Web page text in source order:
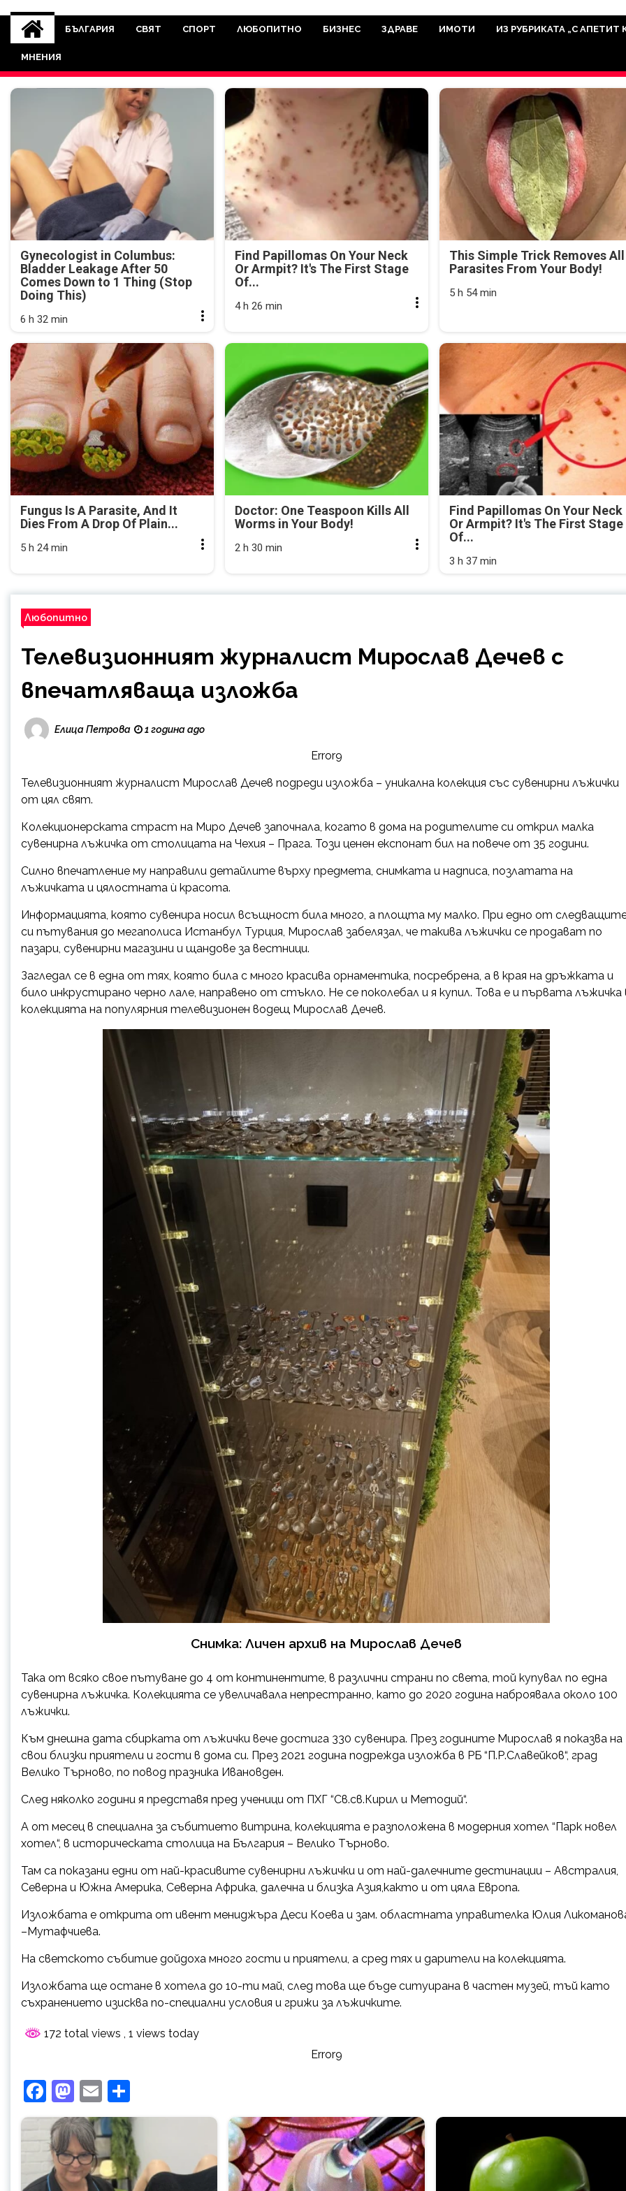
novinite-dnesbg.eu
Novinite-dnesbg.eu е медия, която има мисията да отразява всичко
Света. Новините, които се публикуват на нашия сайт са от
между медията и читателската аудитория, затова държим на
БЪЛГАРИЯ СВЯТ СПОРТ ЛЮБОПИТНО БИЗНЕС ЗДРАВЕ ИМОТИ ИЗ РУБРИКАТА „С АПЕТИТ
МНЕНИЯ
Gynecologist in Columbus:
Bladder Leakage After 50
Comes Down to 1 Thing (Stop
Doing This)
6 h 32 min
Find Papillomas On Your Neck
Or Armpit? It's The First Stage
Of...
4 h 26 min
This Simple Trick Removes All
Parasites From Your Body!
5 h 54 min
Fungus Is A Parasite, And It
Dies From A Drop Of Plain...
5 h 24 min
Doctor: One Teaspoon Kills All
Worms in Your Body!
2 h 30 min
Find Papillomas On Your Neck
Or Armpit? It's The First Stage
Of...
3 h 37 min
Любопитно
Телевизионният журналист Мирослав Дечев с
впечатляваща изложба
Елица Петрова 1 година ago
Error9
Телевизионният журналист Мирослав Дечев подреди изложба – уникална колекция със сувенирни лъжички
от цял свят.
Колекционерската страст на Миро Дечев започнала, когато в дома на родителите си открил малка
сувенирна лъжичка от столицата на Чехия – Прага. Този ценен експонат бил на повече от 35 години.
Силно впечатление му направили детайлите върху предмета, снимката и надписа, позлатата на
лъжичката и цялостната ѝ красота.
Информацията, която сувенира носил всъщност била много, а площта му малко. При едно от
си пътувания до мегаполиса Истанбул Турция, Мирослав забелязал, че такива лъжички се продават по
пазари, сувенирни магазини и щандове за вестници.
Загледал се в една от тях, която била с много красива орнаментика, посребрена, а в края на дръжката и
било инкрустирано черно лале, направено от стъкло. Не се поколебал и я купил. Това е и първата лъжичка
колекцията на популярния телевизионен водещ Мирослав Дечев.
Снимка: Личен архив на Мирослав Дечев
Така от всяко свое пътуване до 4 от континентите, в различни страни по света, той купувал по една
сувенирна лъжичка. Колекцията се увеличавала непрестранно, като до 2020 година наброявала около 100
лъжички.
Към днешна дата сбирката от лъжички вече достига 330 сувенира. През годините Мирослав я показва на
свои близки приятели и гости в дома си. През 2021 година подрежда изложба в РБ “П.Р.Славейков“, град
Велико Търново, по повод празника Ивановден.
След няколко години я представя пред ученици от ПХГ “Св.св.Кирил и Методий“.
А от месец в специална за събитието витрина, колекцията е разположена в модерния хотел “Парк новел
хотел“, в историческата столица на България – Велико Търново.
Там са показани едни от най-красивите сувенирни лъжички и от най-далечните дестинации – Австралия,
Северна и Южна Америка, Северна Африка, далечна и близка Азия,както и от цяла Европа.
Изложбата е открита от ивент мениджъра Деси Коева и зам. областната управителка Юлия
–Мутафчиева.
На светското събитие дойдоха много гости и приятели, а сред тях и дарители на колекцията.
Изложбата ще остане в хотела до 10-ти май, след това ще бъде ситуирана в частен музей, тъй като
съхранението изисква по-специални условия и грижи за лъжичките.
172 total views , 1 views today
Error9
Facebook
Mastodon
Email